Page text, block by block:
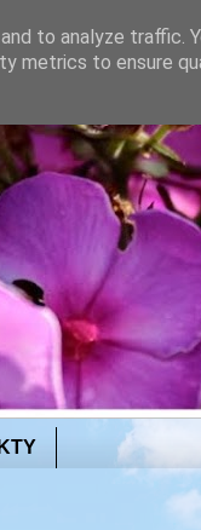
to analyze traffic.
metrics to ensure